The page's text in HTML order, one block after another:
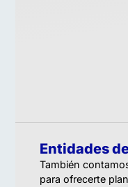
Entidades
También
para ofrecerte